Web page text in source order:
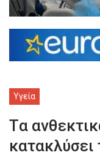
Υγεία
Tα
κατακλύσει